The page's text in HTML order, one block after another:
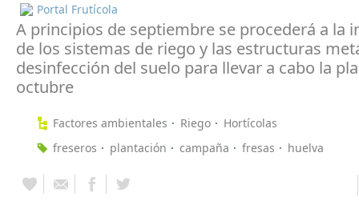
Portal Frutícola
A principios de septiembre se procederá a la
de los sistemas de riego y las estructuras
desinfección del suelo para llevar a cabo la
octubre
Factores ambientales Riego
Hortícolas
freseros
plantación campaña fresas huelva